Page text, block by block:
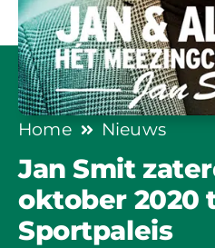
Home Nieuws
Jan Smit
oktober 2020
Sportpaleis